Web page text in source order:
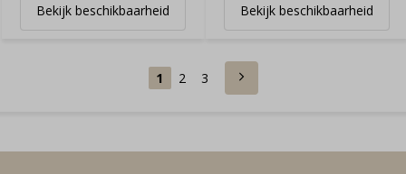
Bekijk beschikbaarheid Bekijk beschikbaarheid
1 2 3